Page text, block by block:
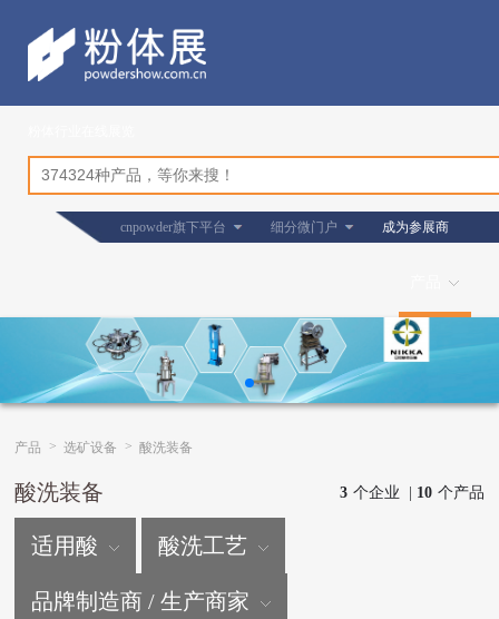
cnpowder旗下平台 细分微门户 成为参展商
产品 > 选矿设备 > 酸洗装备
酸洗装备 3 个企业 | 10 个产品
适用酸 酸洗工艺
品牌制造商 / 生产商家